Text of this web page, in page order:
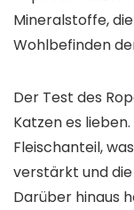
Mineralstoffe,
Wohlbefinden
Der Test des
Katzen es
Fleischanteil,
verstärkt und
Darüber hinaus